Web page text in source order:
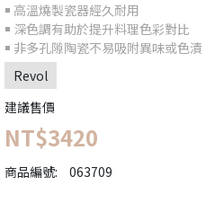
￭ 高溫燒製瓷器經久耐用
￭ 深色調有助於提升料理色彩對比
￭ 非多孔隙陶瓷不易吸附異味或色漬
Revol
建議售價
NT$3420
商品編號: 063709